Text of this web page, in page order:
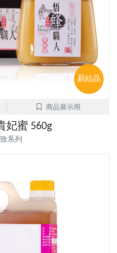
易結晶
商品展示用
妃蜜 560g
系列